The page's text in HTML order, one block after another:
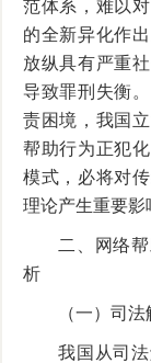
范体系，难以
的全新异化作
放纵具有严重
导致罪刑失衡
责困境，我国
帮助行为正犯
模式，必将对
理论产生重要影
二、网络
析
（一）司
我国从司